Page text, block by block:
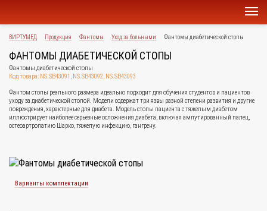
ВИРТУМЕД Продукция Фантомы Уход за больными Фантомы диабетической стопы
ФАНТОМЫ ДИАБЕТИЧЕСКОЙ СТОПЫ
Фантомы диабетической стопы
Код товара: NS.SB43091, NS.SB43092, NS.SB43093
Фантом стопы реального размера идеально подходит для обучения студентов и пациентов
уходу за диабетической стопой. Модели содержат три язвы разной степени развития и другие
повреждения, характерные для диабета. Модель стопы пациента с тяжелым диабетом
иллюстрирует наиболее серьезные осложнения диабета, включая ампутированный палец,
остеоартропатию Шарко, тяжелую инфекцию, гангрену.
Варианты комплектации